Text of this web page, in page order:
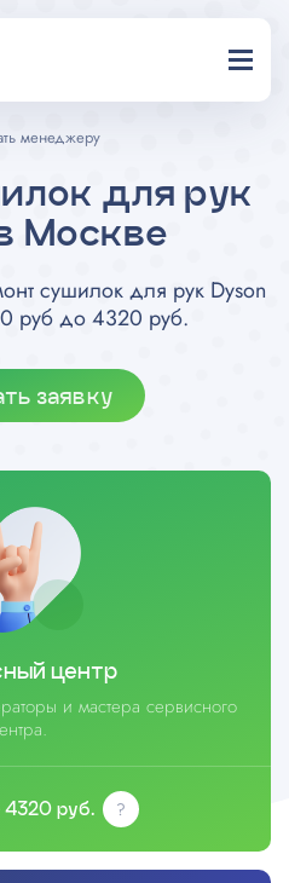
менеджеру
для рук
Москве
сушилок для рук Dyson
руб до 4320 руб.
заявку
центр
и мастера сервисного
4320 руб.